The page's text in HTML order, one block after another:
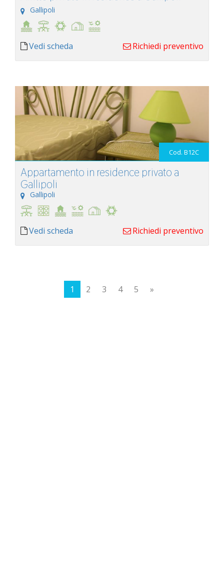
Gallipoli
Vedi scheda Richiedi preventivo
Cod. B12C
Appartamento in residence privato a
Gallipoli
Gallipoli
Vedi scheda Richiedi preventivo
1 2 3 4 5 »